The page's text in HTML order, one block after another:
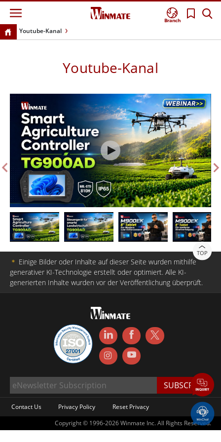
Branch
Youtube-Kanal
Youtube-Kanal
TOP
＊ Einige Bilder oder Inhalte auf dieser Seite wurden mithilfe
generativer KI-Technologie erstellt oder optimiert. Alle KI-
generierten Inhalte wurden vor der Veröffentlichung überprüft.
Contact Us Privacy Policy
Reset Privacy
Copyright © 1996-2026 Winmate Inc. All Rights Reserved.